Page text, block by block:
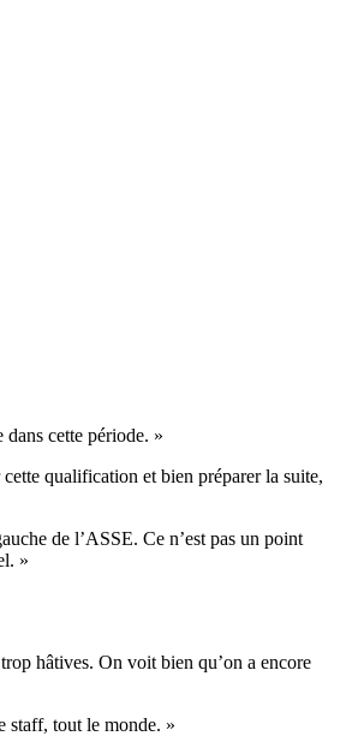
cette période. »
qualification et bien préparer la suite,
de l’ASSE. Ce n’est pas un point
»
hâtives. On voit bien qu’on a encore
staff, tout le monde. »